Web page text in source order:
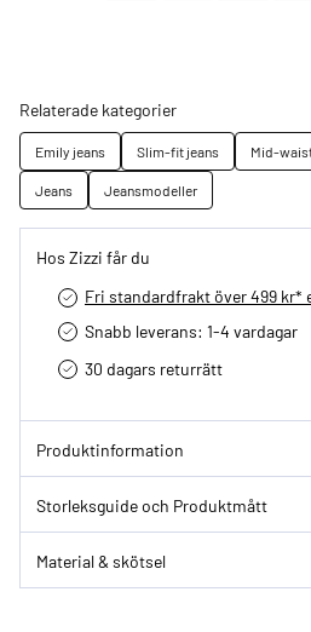
Relaterade kategorier
Emily jeans Slim-fit jeans Mid-
Jeans
Jeansmodeller
Hos Zizzi får du
Fri standardfrakt över 499 kr*
Snabb leverans: 1-4 vardagar
30 dagars returrätt­
Produktinformation
Storleksguide och Produktmått
Material & skötsel